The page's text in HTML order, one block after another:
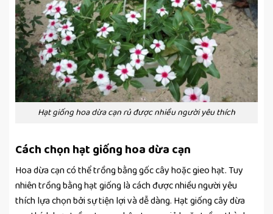
Hạt giống hoa dừa cạn rủ được nhiều người yêu thích
Cách chọn hạt giống hoa dừa cạn
Hoa dừa cạn có thể trồng bằng gốc cây hoặc gieo hạt. Tuy
nhiên trồng bằng hạt giống là cách được nhiều người yêu
thích lựa chọn bởi sự tiện lợi và dễ dàng. Hạt giống cây dừa